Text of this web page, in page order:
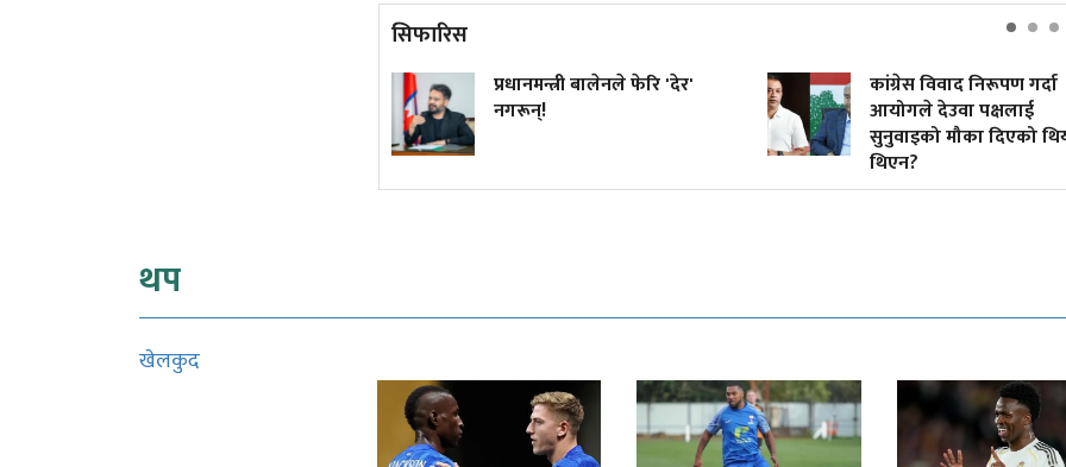
सिफारिस
प्रधानमन्त्री बालेनले फेरि 'देर'
नगरून्!
कांग्रेस विवाद निरूपण गर्दा
आयोगले देउवा पक्षलाई
सुनुवाइको मौका दिएको
थिएन?
थप
खेलकुद